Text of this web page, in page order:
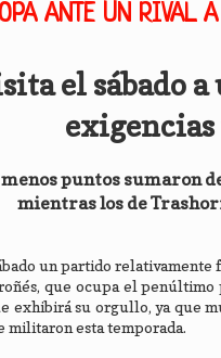
ANTE UN RIVAL
el sábado
menos puntos sumaron
mientras los de
un partido
que ocupa el
exhibirá su orgullo, ya que
militaron esta temporada.